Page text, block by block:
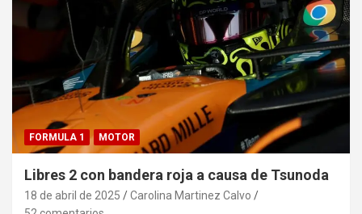
FORMULA 1 MOTOR
Libres 2 con bandera roja a causa de Tsunoda
18 de abril de 2025
Carolina Martinez Calvo